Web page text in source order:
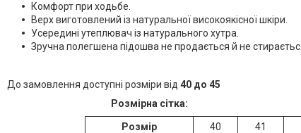
Комфорт при ходьбе.
Верх виготовлений із натуральної високоякісної шкіри.
Усередині утеплювач із натурального хутра.
Зручна полегшена підошва не продається й не
До замовлення доступні розміри від 40 до 45
Розмірна сітка:
Розмір 40 41